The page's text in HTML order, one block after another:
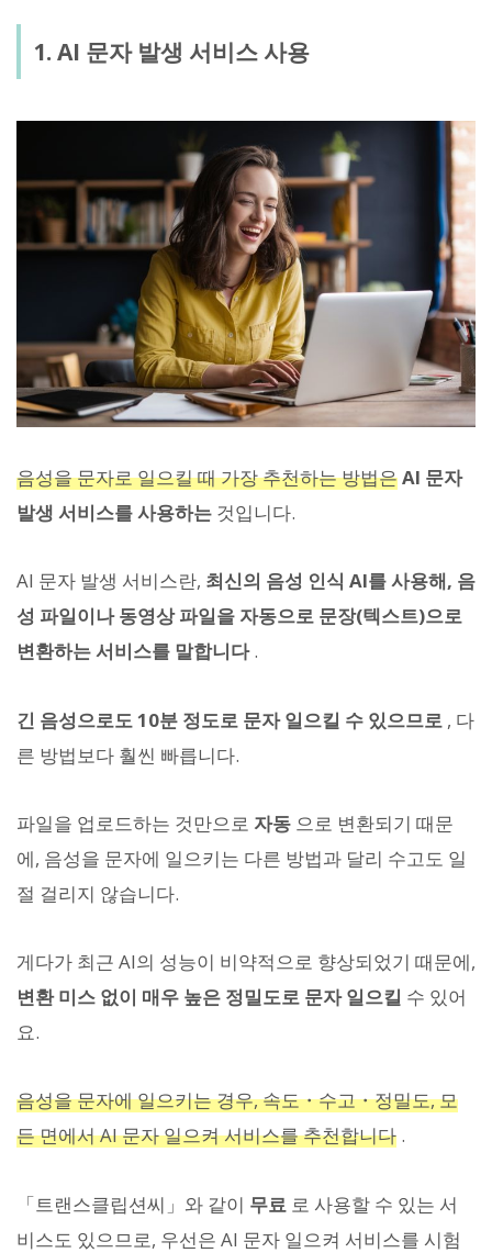
1. AI 문자 발생 서비스 사용
음성을 문자로 일으킬 때 가장 추천하는 방법은AI 문자
발생 서비스를 사용하는 것입니다.
AI 문자 발생 서비스란, 최신의 음성 인식 AI를 사용해, 음
성 파일이나 동영상 파일을 자동으로 문장(텍스트)으로
변환하는 서비스를 말합니다.
긴 음성으로도 10분 정도로 문자 일으킬 수 있으므로 , 다
른 방법보다 훨씬 빠릅니다.
파일을 업로드하는 것만으로 자동 으로 변환되기 때문
에, 음성을 문자에 일으키는 다른 방법과 달리 수고도 일
절 걸리지 않습니다.
게다가 최근 AI의 성능이 비약적으로 향상되었기 때문에,
변환 미스 없이 매우 높은 정밀도로 문자 일으킬 수 있어
요.
음성을 문자에 일으키는 경우, 속도・수고・정밀도, 모
든 면에서 AI 문자 일으켜 서비스를 추천합니다 .
「트랜스클립션씨」와 같이 무료 로 사용할 수 있는 서
비스도 있으므로, 우선은 AI 문자 일으켜 서비스를 시험